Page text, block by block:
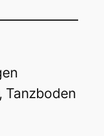
, Tanzboden